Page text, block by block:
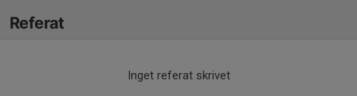
Referat
Inget referat skrivet